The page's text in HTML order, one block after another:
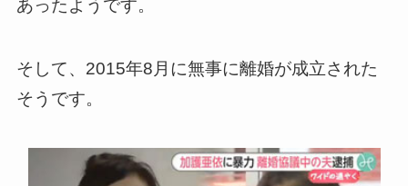
あったようです。
そして、2015年8月に無事に離婚が成立された
そうです。